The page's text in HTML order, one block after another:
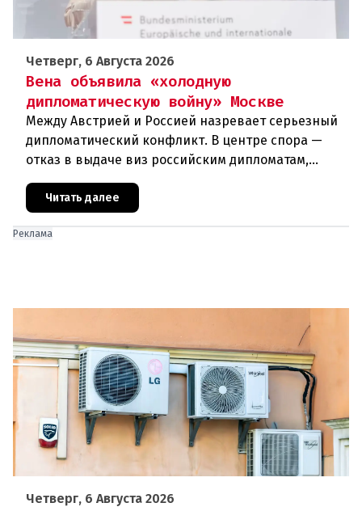
Четверг, 6 Августа 2026
Вена объявила «холодную
дипломатическую войну» Москве
Между Австрией и Россией назревает серьезный
дипломатический конфликт. В центре спора —
отказ в выдаче виз российским дипломатам,
международных организаций, которые
Читать далее
Реклама
Четверг, 6 Августа 2026